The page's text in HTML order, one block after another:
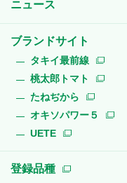
ニュース
ブランドサイト
タキイ最前線
桃太郎トマト
たねぢから
オキソパワー５
UETE
登録品種